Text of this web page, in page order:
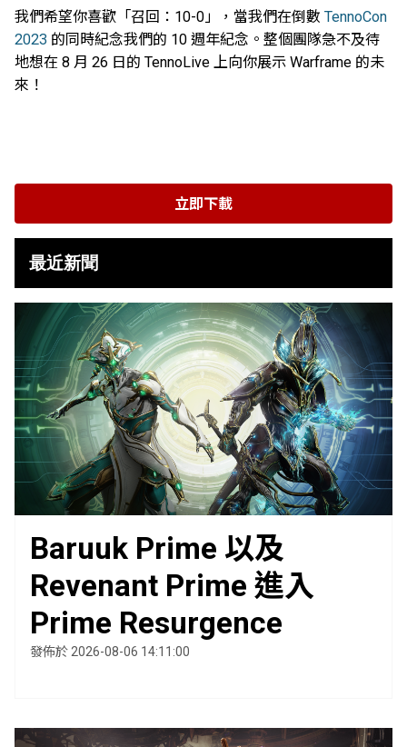
我們希望你喜歡「召回：10-0」，當我們在倒數 TennoCon
2023 的同時紀念我們的 10 週年紀念。整個團隊急不及待
地想在 8 月 26 日的 TennoLive 上向你展示 Warframe 的未
來！
立即下載
最近新聞
Baruuk Prime 以及
Revenant Prime 進入
Prime Resurgence
發佈於 2026-08-06 14:11:00